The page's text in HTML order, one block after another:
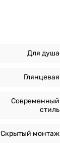
Для душа
Глянцевая
Современный
стиль
Скрытый монтаж